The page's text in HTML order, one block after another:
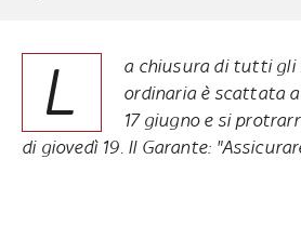
L
a chiusura di tutti gli
ordinaria è scattata
17 giugno e si
di giovedì 19. Il Garante: